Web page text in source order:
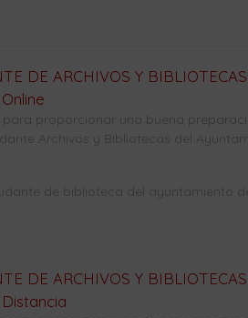
DE ARCHIVOS Y
proporcionar una buena
Archivos y Bibliotecas del
de biblioteca del ayuntamiento
DE ARCHIVOS Y